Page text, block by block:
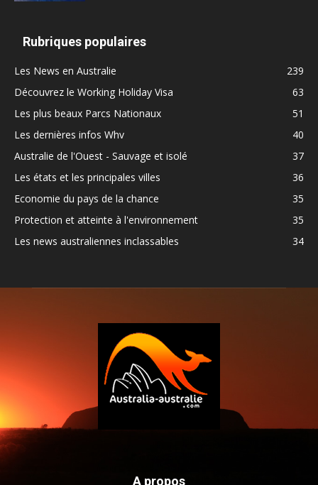
Rubriques populaires
Les News en Australie
239
Découvrez le Working Holiday Visa
63
Les plus beaux Parcs Nationaux
51
Les dernières infos Whv
40
Australie de l'Ouest - Sauvage et isolé
37
Les états et les principales villes
36
Economie du pays de la chance
35
Protection et atteinte à l'environnement
35
Les news australiennes inclassables
34
A propos